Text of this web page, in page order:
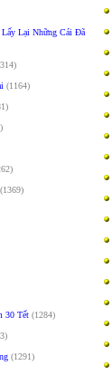
Lại Những Cái Đã
(1164)
(1369)
30 Tết (1284)
(1291)